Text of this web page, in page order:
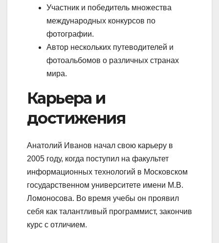
Участник и победитель множества
международных конкурсов по
фотографии.
Автор нескольких путеводителей и
фотоальбомов о различных странах
мира.
Карьера и
достижения
Анатолий Иванов начал свою карьеру в
2005 году, когда поступил на факультет
информационных технологий в Московском
государственном университете имени М.В.
Ломоносова. Во время учебы он проявил
себя как талантливый программист, закончив
курс с отличием.